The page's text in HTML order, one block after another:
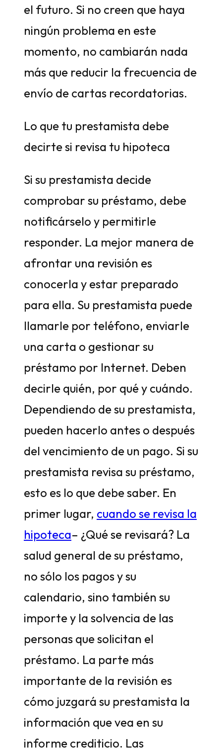
el futuro. Si no creen que haya
ningún problema en este
momento, no cambiarán nada
más que reducir la frecuencia de
envío de cartas recordatorias.
Lo que tu prestamista debe
decirte si revisa tu hipoteca
Si su prestamista decide
comprobar su préstamo, debe
notificárselo y permitirle
responder. La mejor manera de
afrontar una revisión es
conocerla y estar preparado
para ella. Su prestamista puede
llamarle por teléfono, enviarle
una carta o gestionar su
préstamo por Internet. Deben
decirle quién, por qué y cuándo.
Dependiendo de su prestamista,
pueden hacerlo antes o después
del vencimiento de un pago. Si su
prestamista revisa su préstamo,
esto es lo que debe saber. En
primer lugar, cuando se revisa la
hipoteca– ¿Qué se revisará? La
salud general de su préstamo,
no sólo los pagos y su
calendario, sino también su
importe y la solvencia de las
personas que solicitan el
préstamo. La parte más
importante de la revisión es
cómo juzgará su prestamista la
información que vea en su
informe crediticio. Las